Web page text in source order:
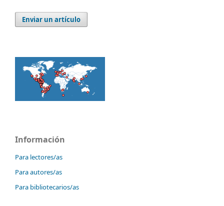
Enviar un artículo
Información
Para lectores/as
Para autores/as
Para bibliotecarios/as